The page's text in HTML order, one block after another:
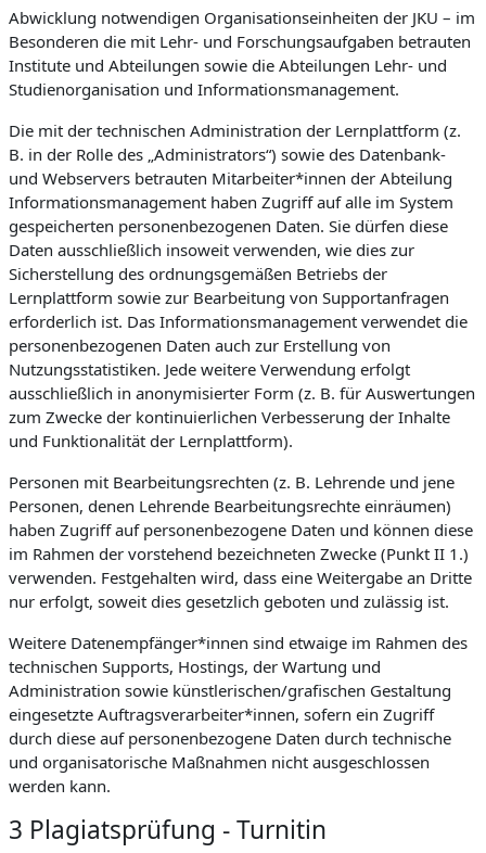
Abwicklung notwendigen Organisationseinheiten der JKU – im
Besonderen die mit Lehr- und Forschungsaufgaben betrauten
Institute und Abteilungen sowie die Abteilungen Lehr- und
Studienorganisation und Informationsmanagement.
Die mit der technischen Administration der Lernplattform (z.
B. in der Rolle des „Administrators“) sowie des Datenbank-
und Webservers betrauten Mitarbeiter*innen der Abteilung
Informationsmanagement haben Zugriff auf alle im System
gespeicherten personenbezogenen Daten. Sie dürfen diese
Daten ausschließlich insoweit verwenden, wie dies zur
Sicherstellung des ordnungsgemäßen Betriebs der
Lernplattform sowie zur Bearbeitung von Supportanfragen
erforderlich ist. Das Informationsmanagement verwendet die
personenbezogenen Daten auch zur Erstellung von
Nutzungsstatistiken. Jede weitere Verwendung erfolgt
ausschließlich in anonymisierter Form (z. B. für Auswertungen
zum Zwecke der kontinuierlichen Verbesserung der Inhalte
und Funktionalität der Lernplattform).
Personen mit Bearbeitungsrechten (z. B. Lehrende und jene
Personen, denen Lehrende Bearbeitungsrechte einräumen)
haben Zugriff auf personenbezogene Daten und können diese
im Rahmen der vorstehend bezeichneten Zwecke (Punkt II 1.)
verwenden. Festgehalten wird, dass eine Weitergabe an Dritte
nur erfolgt, soweit dies gesetzlich geboten und zulässig ist.
Weitere Datenempfänger*innen sind etwaige im Rahmen des
technischen Supports, Hostings, der Wartung und
Administration sowie künstlerischen/grafischen Gestaltung
eingesetzte Auftragsverarbeiter*innen, sofern ein Zugriff
durch diese auf personenbezogene Daten durch technische
und organisatorische Maßnahmen nicht ausgeschlossen
werden kann.
3 Plagiatsprüfung - Turnitin